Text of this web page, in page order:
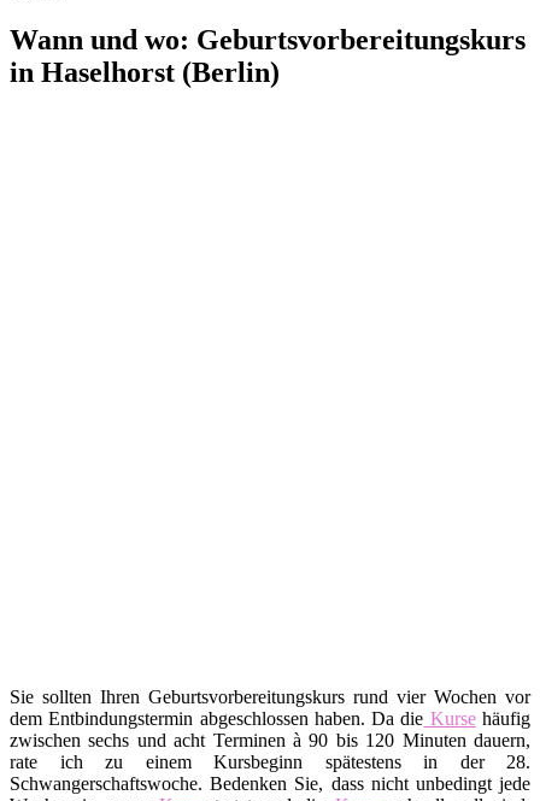
Wann und wo: Geburtsvorbereitungskurs
in Haselhorst (Berlin)
Sie sollten Ihren Geburtsvorbereitungskurs rund vier Wochen vor
dem Entbindungstermin abgeschlossen haben. Da die Kursehäufig
zwischen sechs und acht Terminen à 90 bis 120 Minuten dauern,
rate ich zu einem Kursbeginn spätestens in der 28.
Schwangerschaftswoche. Bedenken Sie, dass nicht unbedingt jede